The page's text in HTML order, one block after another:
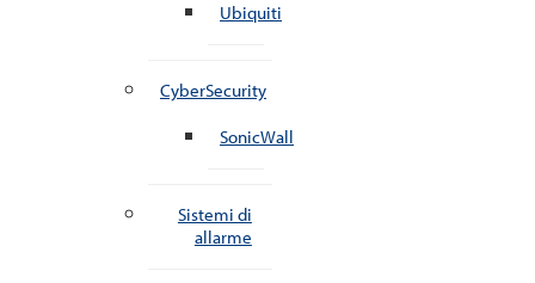
Ubiquiti
CyberSecurity
SonicWall
Sistemi di
allarme